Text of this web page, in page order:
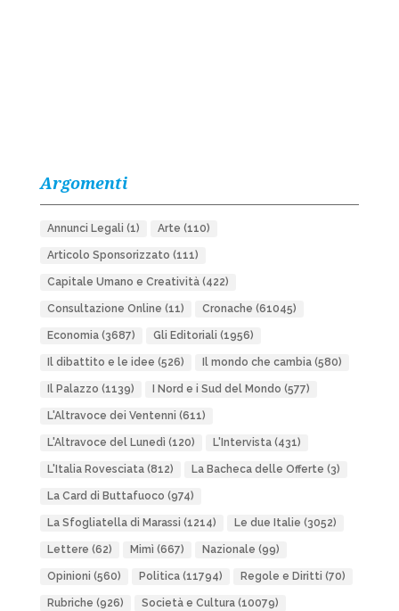
Argomenti
Annunci Legali (1) Arte (110)
Articolo Sponsorizzato (111)
Capitale Umano e Creatività(422)
Consultazione Online (11) Cronache (61045)
Economia(3687) Gli Editoriali (1956)
Il dibattito e le idee (526) Il mondo che cambia(580)
Il Palazzo (1139) I Nord e i Sud del Mondo (577)
L'Altravoce dei Ventenni (611)
L'Altravoce del Lunedì (120) L'Intervista(431)
L'Italia Rovesciata(812) La Bacheca delle Offerte (3)
La Card di Buttafuoco (974)
La Sfogliatella di Marassi (1214) Le due Italie (3052)
Lettere (62) Mimì (667) Nazionale (99)
Opinioni (560) Politica(11794) Regole e Diritti (70)
Rubriche (926) Società e Cultura(10079)